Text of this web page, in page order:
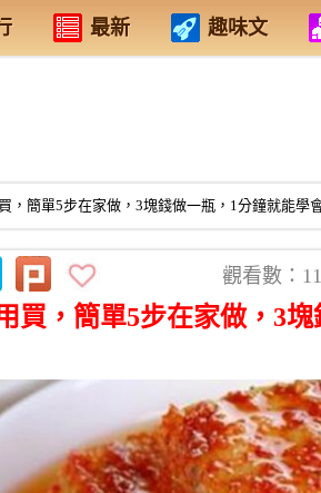
最新 趣味文
，簡單5步在家做，3塊錢做一瓶，1分鐘就能學
觀看數：
買，簡單5步在家做，3